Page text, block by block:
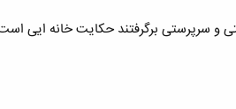
و سرپرستی برگرفتند حکایت خانه ایی